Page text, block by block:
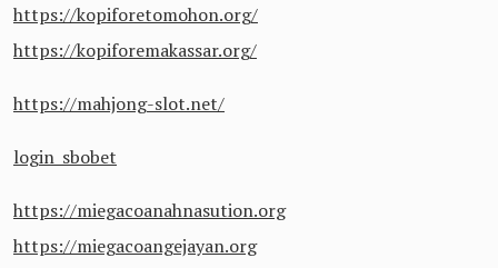
https://kopiforetomohon.org/
https://kopiforemakassar.org/
https://mahjong-slot.net/
login sbobet
https://miegacoanahnasution.org
https://miegacoangejayan.org